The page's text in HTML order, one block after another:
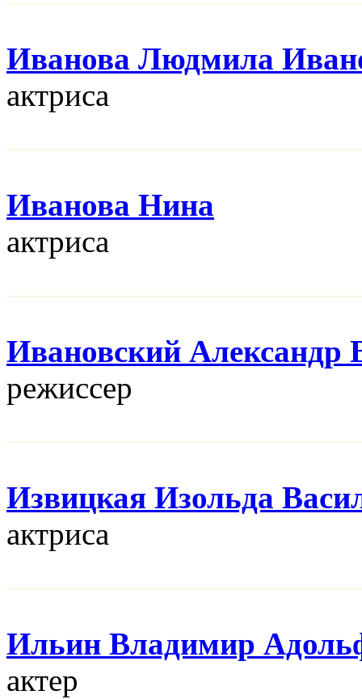
Иванова Людмила
актриса
Иванова Нина
актриса
Ивановский Александр
режисcер
Извицкая Изольда
актриса
Ильин Владимир
актер